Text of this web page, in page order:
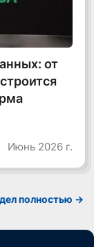
от
Июнь 2026 г.
полностью ->